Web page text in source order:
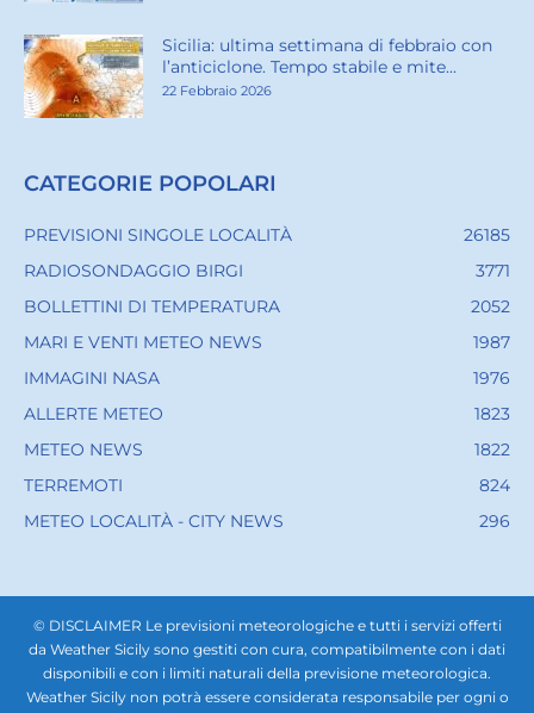
Sicilia: ultima settimana di febbraio con
l’anticiclone. Tempo stabile e mite...
22 Febbraio 2026
CATEGORIE POPOLARI
PREVISIONI SINGOLE LOCALITÀ
26185
RADIOSONDAGGIO BIRGI
3771
BOLLETTINI DI TEMPERATURA
2052
MARI E VENTI METEO NEWS
1987
IMMAGINI NASA
1976
ALLERTE METEO
1823
METEO NEWS
1822
TERREMOTI
824
METEO LOCALITÀ - CITY NEWS
296
© DISCLAIMER Le previsioni meteorologiche e tutti i servizi offerti
da Weather Sicily sono gestiti con cura, compatibilmente con i dati
disponibili e con i limiti naturali della previsione meteorologica.
Weather Sicily non potrà essere considerata responsabile per ogni o